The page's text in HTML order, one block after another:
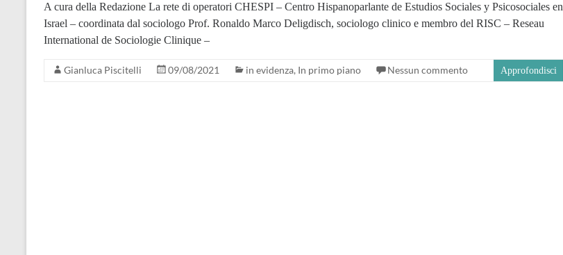
A cura della Redazione La rete di operatori CHESPI – Centro Hispanoparlante de Estudios Sociales y Psicosociales en
Israel – coordinata dal sociologo Prof. Ronaldo Marco Deligdisch, sociologo clinico e membro del RISC – Reseau
International de Sociologie Clinique –
Gianluca Piscitelli 09/08/2021 in evidenza, In primo piano Nessun commento Approfondisci